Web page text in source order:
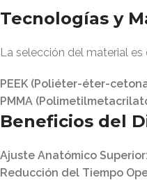
Tecnologías y
La selección del material
PEEK (Poliéter-éter-
PMMA
Beneficios del
Ajuste Anatómico Superior:
Reducción del Tiempo